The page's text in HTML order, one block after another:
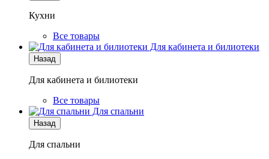
Кухни
Все товары
Для кабинета и билиотеки
Назад
Для кабинета и билиотеки
Все товары
Для спальни
Назад
Для спальни